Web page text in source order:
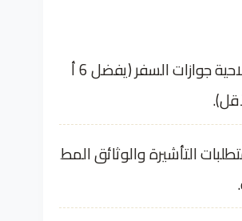
تأكد من صلاحية جوازات السفر (يفضل 6 أ
التأشيرة والوثائق المط